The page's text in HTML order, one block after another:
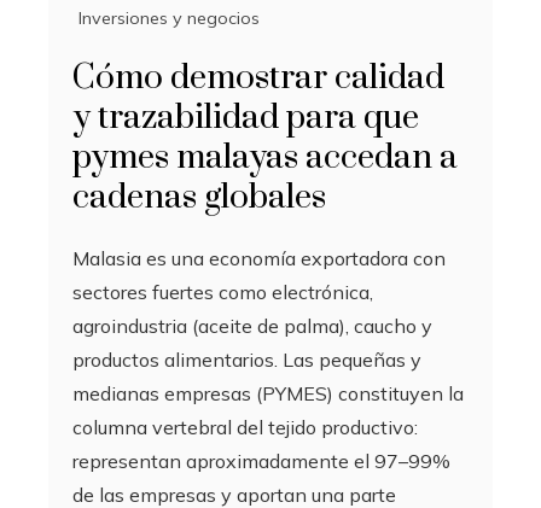
Inversiones y negocios
Cómo demostrar calidad
y trazabilidad para que
pymes malayas accedan a
cadenas globales
Malasia es una economía exportadora con
sectores fuertes como electrónica,
agroindustria (aceite de palma), caucho y
productos alimentarios. Las pequeñas y
medianas empresas (PYMES) constituyen la
columna vertebral del tejido productivo:
representan aproximadamente el 97–99%
de las empresas y aportan una parte